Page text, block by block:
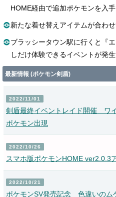
HOME経由で追加ポケモンを入手
新たな着せ替えアイテムが合わ
ブラッシータウン駅に行くと『
しだけ体験できるイベントが発生
最新情報 (ポケモン剣盾)
2022/11/01
剣盾最終イベントレイド開催 ワ
ポケモン出現
2022/10/26
スマホ版ポケモンHOME ver2.0.3
2022/10/21
ポケモンSV発売記念 色違いのム